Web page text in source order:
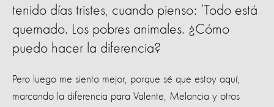
tenido días tristes, cuando pienso: ‘Todo está
quemado. Los pobres animales. ¿Cómo
puedo hacer la diferencia?
Pero luego me siento mejor, porque sé que estoy aquí,
marcando la diferencia para Valente, Melancia y otros